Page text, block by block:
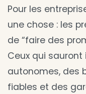
Pour les
une chose : les
de “faire des
Ceux qui
autonomes, des
fiables et des